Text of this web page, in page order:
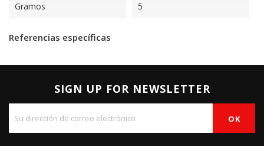
Gramos 5
Referencias específicas
SIGN UP FOR NEWSLETTER